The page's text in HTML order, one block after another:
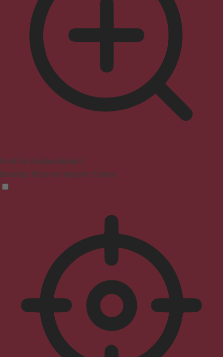
Profil für Anfallssicherheit
Beseitigt Blitze und reduziert Farben